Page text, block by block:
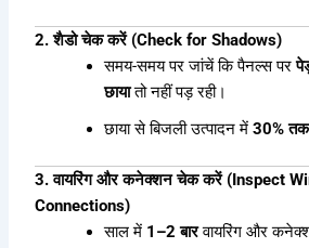
2. शैडो चेक करें (Check for Shadows)
समय-समय पर जांचें कि पैनल्स पर
छायातो नहीं पड़ रही।
छाया से बिजली उत्पादन में30%
3. वायरिंग और कनेक्शन चेक करें (Inspect
Connections)
साल में 1–2 बारवायरिंग और